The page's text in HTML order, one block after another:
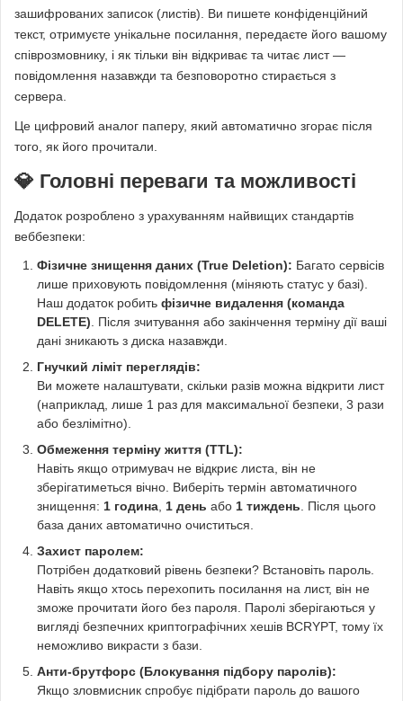
зашифрованих записок (листів). Ви пишете конфіденційний
текст, отримуєте унікальне посилання, передаєте його вашому
співрозмовнику, і як тільки він відкриває та читає лист —
повідомлення назавжди та безповоротно стирається з
сервера.
Це цифровий аналог паперу, який автоматично згорає після
того, як його прочитали.
💎 Головні переваги та можливості
Додаток розроблено з урахуванням найвищих стандартів
веббезпеки:
Фізичне знищення даних (True Deletion): Багато сервісів
лише приховують повідомлення (міняють статус у базі).
Наш додаток робить фізичне видалення (команда
DELETE). Після зчитування або закінчення терміну дії ваші
дані зникають з диска назавжди.
Гнучкий ліміт переглядів:
Ви можете налаштувати, скільки разів можна відкрити лист
(наприклад, лише 1 раз для максимальної безпеки, 3 рази
або безлімітно).
Обмеження терміну життя (TTL):
Навіть якщо отримувач не відкриє листа, він не
зберігатиметься вічно. Виберіть термін автоматичного
знищення: 1 година, 1 день або 1 тиждень. Після цього
база даних автоматично очиститься.
Захист паролем:
Потрібен додатковий рівень безпеки? Встановіть пароль.
Навіть якщо хтось перехопить посилання на лист, він не
зможе прочитати його без пароля. Паролі зберігаються у
вигляді безпечних криптографічних хешів BCRYPT, тому їх
неможливо викрасти з бази.
Анти-брутфорс (Блокування підбору паролів):
Якщо зловмисник спробує підібрати пароль до вашого